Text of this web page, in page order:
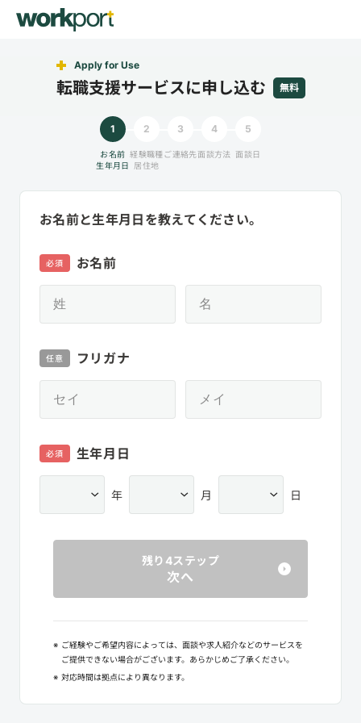
Apply for Use
転職支援サービスに申し込む 無料
1
お名前
生年月日
2
経験職種
居住地
3
ご連絡先
4
面談方法
5
面談日
お名前と生年月日を教えてください。
お名前
必須
フリガナ
任意
生年月日
必須
年 月 日
残り4ステップ
次へ
※ ご経験やご希望内容によっては、面談や求人紹介などのサービスを
ご提供できない場合がございます。あらかじめご了承ください。
※ 対応時間は拠点により異なります。